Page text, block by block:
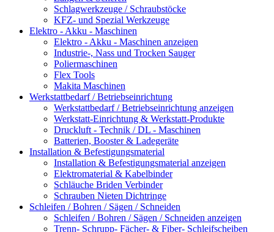
Schlagwerkzeuge / Schraubstöcke
KFZ- und Spezial Werkzeuge
Elektro - Akku - Maschinen
Elektro - Akku - Maschinen anzeigen
Industrie-, Nass und Trocken Sauger
Poliermaschinen
Flex Tools
Makita Maschinen
Werkstattbedarf / Betriebseinrichtung
Werkstattbedarf / Betriebseinrichtung anzeigen
Werkstatt-Einrichtung & Werkstatt-Produkte
Druckluft - Technik / DL - Maschinen
Batterien, Booster & Ladegeräte
Installation & Befestigungsmaterial
Installation & Befestigungsmaterial anzeigen
Elektromaterial & Kabelbinder
Schläuche Briden Verbinder
Schrauben Nieten Dichtringe
Schleifen / Bohren / Sägen / Schneiden
Schleifen / Bohren / Sägen / Schneiden anzeigen
Trenn- Schrupp- Fächer- & Fiber- Schleifscheiben